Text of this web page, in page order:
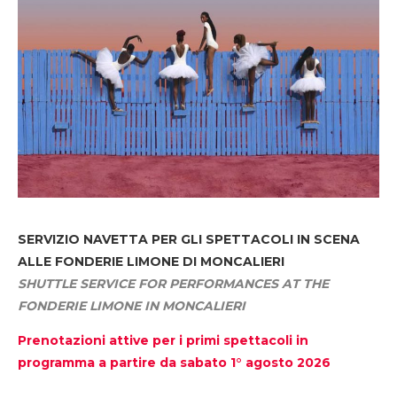
SERVIZIO NAVETTA PER GLI SPETTACOLI IN SCENA
ALLE FONDERIE LIMONE DI MONCALIERI
SHUTTLE SERVICE FOR PERFORMANCES AT THE
FONDERIE LIMONE IN MONCALIERI
Prenotazioni attive per i primi spettacoli in
programma a partire da sabato 1° agosto 2026